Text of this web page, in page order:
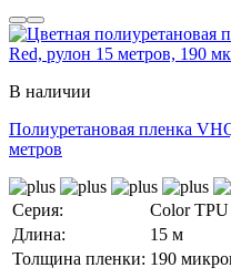
В наличии
Полиуретановая пленка
метров
Серия:
Color TPU
Длина:
15 м
Толщина пленки: 190